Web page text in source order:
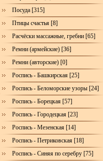
Посуда [315]
Птицы счастья [8]
Расчёски массажные, гребни [65]
Ремни (армейские) [36]
Ремни (авторские) [0]
Роспись - Башкирская [25]
Роспись - Беломорские узоры [24]
Роспись - Борецкая [57]
Роспись - Городецкая [23]
Роспись - Мезенская [14]
Роспись - Петриковская [18]
Роспись - Синяя по серебру [75]